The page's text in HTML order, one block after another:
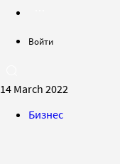
Войти
14 March 2022
Бизнес